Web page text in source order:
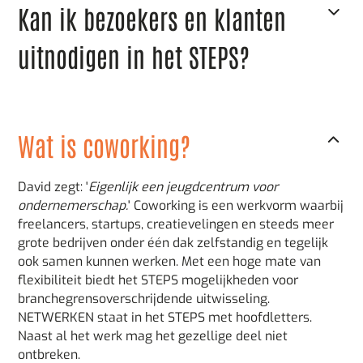
laadpalen of het gebruik van onze drankenkoelkasten
komen aanvullende, maar eerlijke kosten op je af. Het
verbruik regelen we met veel vertrouwen!
Kan ik bezoekers en klanten
uitnodigen in het STEPS?
een ruimte!
Wat is coworking?
David zegt: 'Eigenlijk een jeugdcentrum voor
ondernemerschap.' Coworking is een werkvorm waarbij
freelancers, startups, creatievelingen en steeds meer
grote bedrijven onder één dak zelfstandig en tegelijk
ook samen kunnen werken. Met een hoge mate van
flexibiliteit biedt het STEPS mogelijkheden voor
branchegrensoverschrijdende uitwisseling.
NETWERKEN staat in het STEPS met hoofdletters.
Naast al het werk mag het gezellige deel niet
ontbreken.